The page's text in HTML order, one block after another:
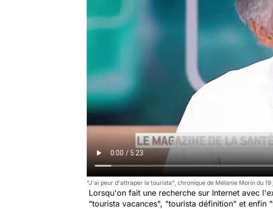
"J'ai peur d'attraper la tourista", chronique de Mélanie Morin du 19
Lorsqu'on fait une recherche sur Internet avec
"tourista vacances", "tourista définition" et enfin "